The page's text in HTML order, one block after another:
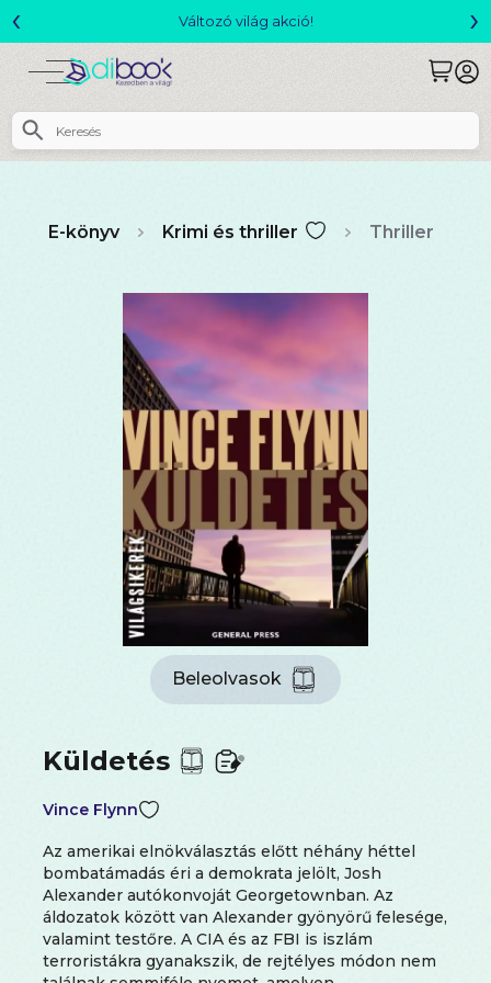
Csomagajánlatok- Akár 25% kedvezménnyel!
‹ ›
E-könyv Krimi és thriller Thriller
Beleolvasok
Küldetés
Vince Flynn
Az amerikai elnökválasztás előtt néhány héttel
bombatámadás éri a demokrata jelölt, Josh
Alexander autókonvoját Georgetownban. Az
áldozatok között van Alexander gyönyörű felesége,
valamint testőre. A CIA és az FBI is iszlám
terroristákra gyanakszik, de rejtélyes módon nem